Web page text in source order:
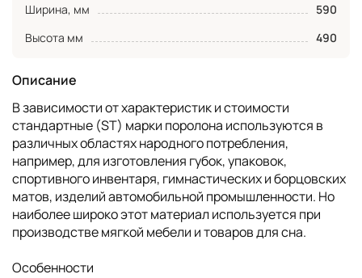
Описание
В зависимости от характеристик и стоимости
стандартные (ST) марки поролона используются в
различных областях народного потребления,
например, для изготовления губок, упаковок,
спортивного инвентаря, гимнастических и борцовских
матов, изделий автомобильной промышленности. Но
наиболее широко этот материал используется при
производстве мягкой мебели и товаров для сна.
Особенности
Ширина, мм
590
Высота мм
490